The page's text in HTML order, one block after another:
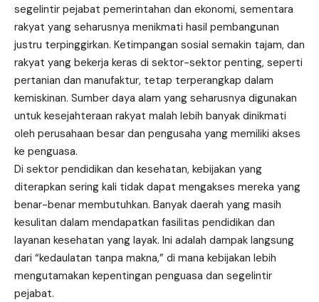
segelintir pejabat pemerintahan dan ekonomi, sementara
rakyat yang seharusnya menikmati hasil pembangunan
justru terpinggirkan. Ketimpangan sosial semakin tajam, dan
rakyat yang bekerja keras di sektor-sektor penting, seperti
pertanian dan manufaktur, tetap terperangkap dalam
kemiskinan. Sumber daya alam yang seharusnya digunakan
untuk kesejahteraan rakyat malah lebih banyak dinikmati
oleh perusahaan besar dan pengusaha yang memiliki akses
ke penguasa.
Di sektor pendidikan dan kesehatan, kebijakan yang
diterapkan sering kali tidak dapat mengakses mereka yang
benar-benar membutuhkan. Banyak daerah yang masih
kesulitan dalam mendapatkan fasilitas pendidikan dan
layanan kesehatan yang layak. Ini adalah dampak langsung
dari “kedaulatan tanpa makna,” di mana kebijakan lebih
mengutamakan kepentingan penguasa dan segelintir
pejabat.